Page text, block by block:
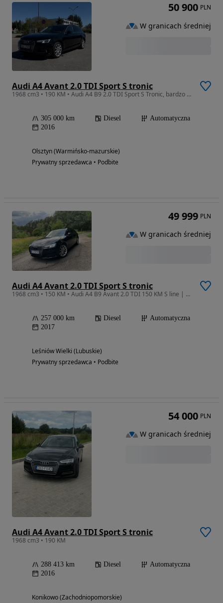
Audi A4 Avant 2.0 TDI Sport S tronic
1968 cm3 • 190 KM • Audi A4 B9 2.0 TDI Sport S Tronic, bardzo dobry stan
305 000 km Diesel
Automatyczna
2016
Olsztyn (Warmińsko-mazurskie)
Prywatny sprzedawca • Podbite
50 900 PLN
W granicach średniej
Audi A4 Avant 2.0 TDI Sport S tronic
1968 cm3 • 150 KM • Audi A4 B9 Avant 2.0 TDI 150 KM S line | S tronic | 2017 | 257 000 km
257 000 km Diesel
Automatyczna
2017
Leśniów Wielki (Lubuskie)
Prywatny sprzedawca • Podbite
49 999 PLN
W granicach średniej
Audi A4 Avant 2.0 TDI Sport S tronic
1968 cm3 • 190 KM
288 413 km Diesel
Automatyczna
2016
Konikowo (Zachodniopomorskie)
54 000 PLN
W granicach średniej